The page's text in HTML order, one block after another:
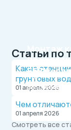
Монтаж
на
Оплата
БЕЗ
Выгодные
Статьи по
Какие
грунтовых вод
01 апреля 2026
Чем
01 апреля 2026
Смотреть все